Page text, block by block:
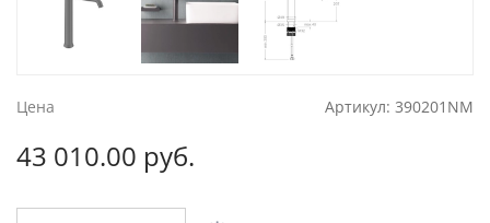
Цена Артикул: 390201NM
43 010.00 руб.